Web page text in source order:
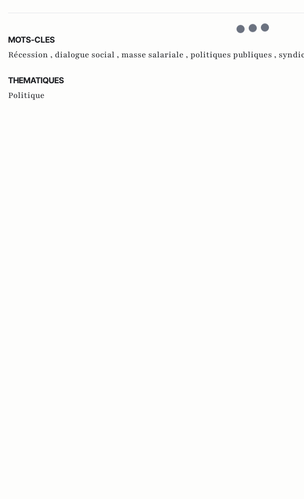
MOTS-CLES
Récession , dialogue social , masse salariale , politiques publiques ,
THEMATIQUES
Politique